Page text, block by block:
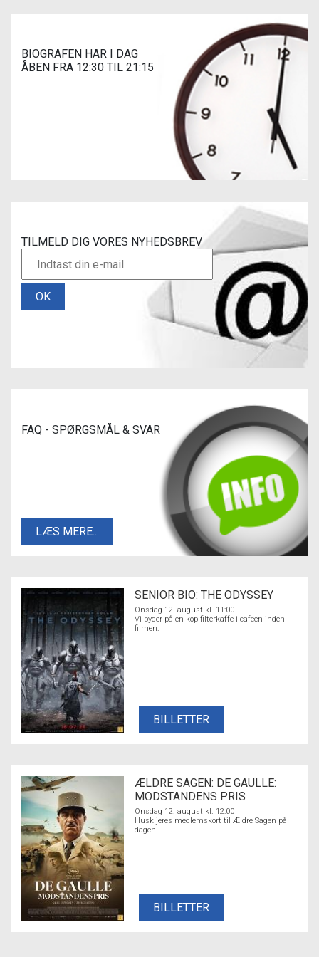
BIOGRAFEN HAR I DAG
ÅBEN FRA 12:30 TIL 21:15
TILMELD DIG VORES NYHEDSBREV
OK
FAQ - SPØRGSMÅL & SVAR
LÆS MERE...
SENIOR BIO: THE ODYSSEY
Onsdag 12. august kl. 11:00
Vi byder på en kop filterkaffe i cafeen inden
filmen.
BILLETTER
ÆLDRE SAGEN: DE GAULLE:
MODSTANDENS PRIS
Onsdag 12. august kl. 12:00
Husk jeres medlemskort til Ældre Sagen på
dagen.
BILLETTER